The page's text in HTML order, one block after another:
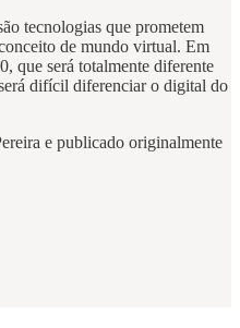
tecnologias que prometem
de mundo virtual. Em
que será totalmente diferente
difícil diferenciar o digital do
e publicado originalmente